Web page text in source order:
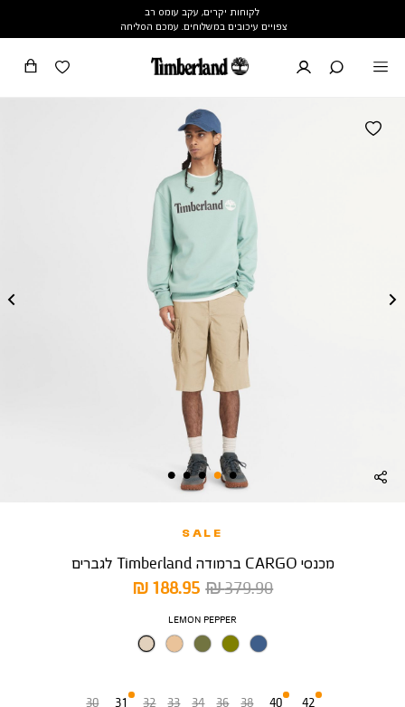
לקוחות יקרים, עקב עומס רב
צפויים עיכובים במשלוחים. עמכם הסליחה
SALE
מכנסי CARGO ברמודה Timberland לגברים
מחיר
מוצר
188.95 ₪
מחיר
379.90 ₪
צבע
LEMON PEPPER
30 31 32 33 34 36 38 40 42